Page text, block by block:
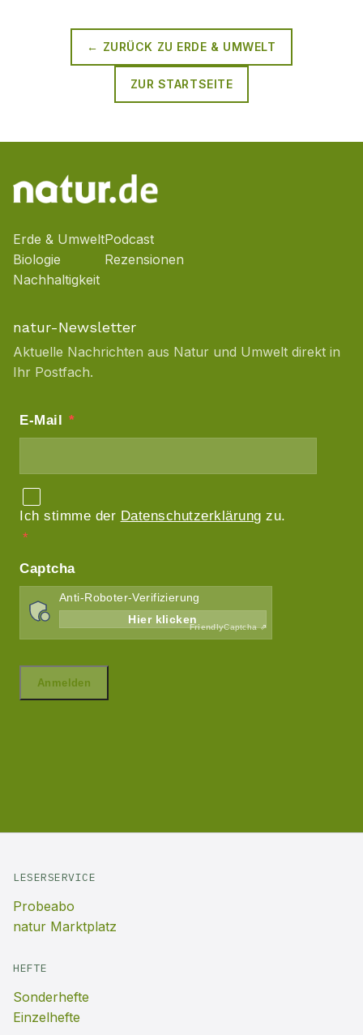
← ZURÜCK ZU ERDE & UMWELT
ZUR STARTSEITE
Erde & Umwelt
Biologie
Nachhaltigkeit
Podcast
Rezensionen
natur-Newsletter
Aktuelle Nachrichten aus Natur und Umwelt direkt in
Ihr Postfach.
LESERSERVICE
Probeabo
natur Marktplatz
HEFTE
Sonderhefte
Einzelhefte